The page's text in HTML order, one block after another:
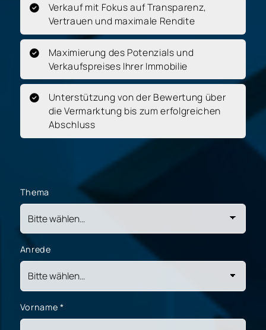
Verkauf mit Fokus auf Transparenz,
Vertrauen und maximale Rendite
Maximierung des Potenzials und
Verkaufspreises Ihrer Immobilie
Unterstützung von der Bewertung über
die Vermarktung bis zum erfolgreichen
Abschluss
Thema
Anrede
Vorname *